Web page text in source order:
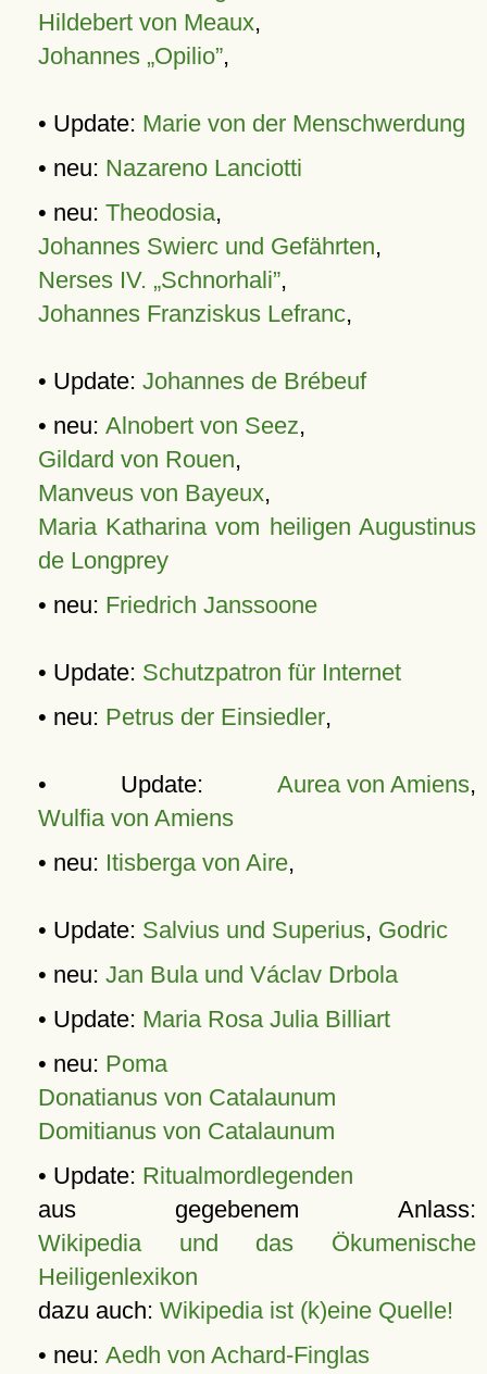
Hildebert von Meaux,
Johannes „Opilio”,
• Update: Marie von der Menschwerdung
• neu: Nazareno Lanciotti
• neu: Theodosia,
Johannes Swierc und Gefährten,
Nerses IV. „Schnorhali”,
Johannes Franziskus Lefranc,
• Update: Johannes de Brébeuf
• neu: Alnobert von Seez,
Gildard von Rouen,
Manveus von Bayeux,
Maria Katharina vom heiligen Augustinus
de Longprey
• neu: Friedrich Janssoone
• Update: Schutzpatron für Internet
• neu: Petrus der Einsiedler,
• Update: Aurea von Amiens,
Wulfia von Amiens
• neu: Itisberga von Aire,
• Update: Salvius und Superius, Godric
• neu: Jan Bula und Václav Drbola
• Update: Maria Rosa Julia Billiart
• neu: Poma
Donatianus von Catalaunum
Domitianus von Catalaunum
• Update: Ritualmordlegenden
aus gegebenem Anlass:
Wikipedia und das Ökumenische
Heiligenlexikon
dazu auch: Wikipedia ist (k)eine Quelle!
• neu: Aedh von Achard-Finglas